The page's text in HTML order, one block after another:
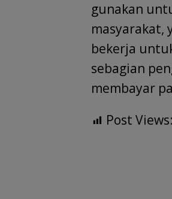
gunakan
masyarakat,
bekerja
sebagian
membayar
Post Views: